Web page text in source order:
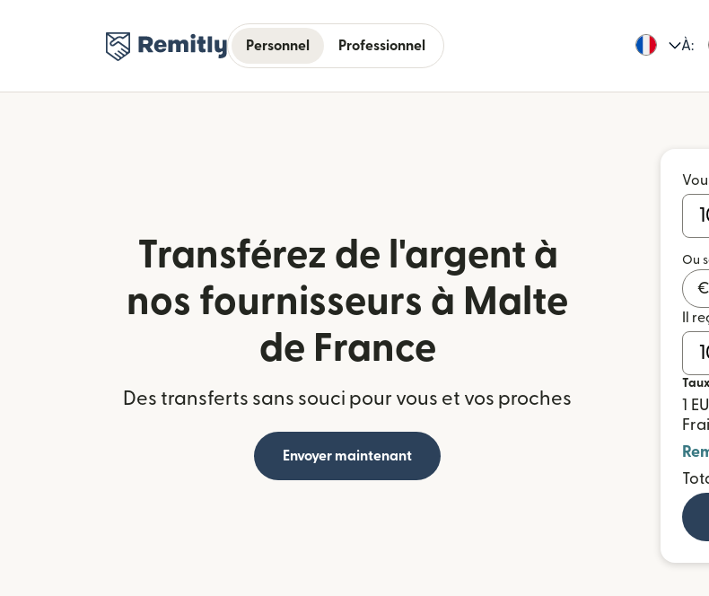
Personnel Professionnel À:
Transférez de l'argent à
nos fournisseurs à Malte
de France
Des transferts sans souci pour vous et vos proches
Envoyer maintenant
Ou
€
Il
1